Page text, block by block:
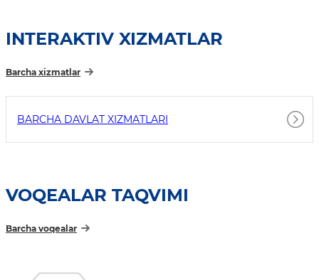
INTERAKTIV XIZMATLAR
Barcha xizmatlar
BARCHA DAVLAT XIZMATLARI
VOQEALAR TAQVIMI
Barcha voqealar